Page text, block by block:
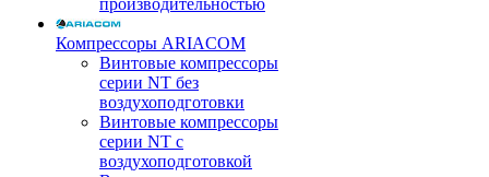
производительностью
Компрессоры ARIACOM
Винтовые компрессоры
серии NT без
воздухоподготовки
Винтовые компрессоры
серии NT c
воздухоподготовкой